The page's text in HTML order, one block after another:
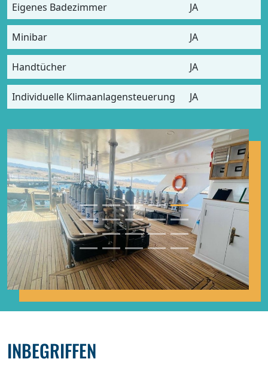
Eigenes Badezimmer JA
Minibar JA
Handtücher JA
Individuelle Klimaanlagensteuerung JA
INBEGRIFFEN